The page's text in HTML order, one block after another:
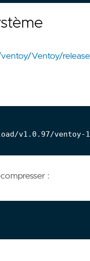
Ventoy/
: